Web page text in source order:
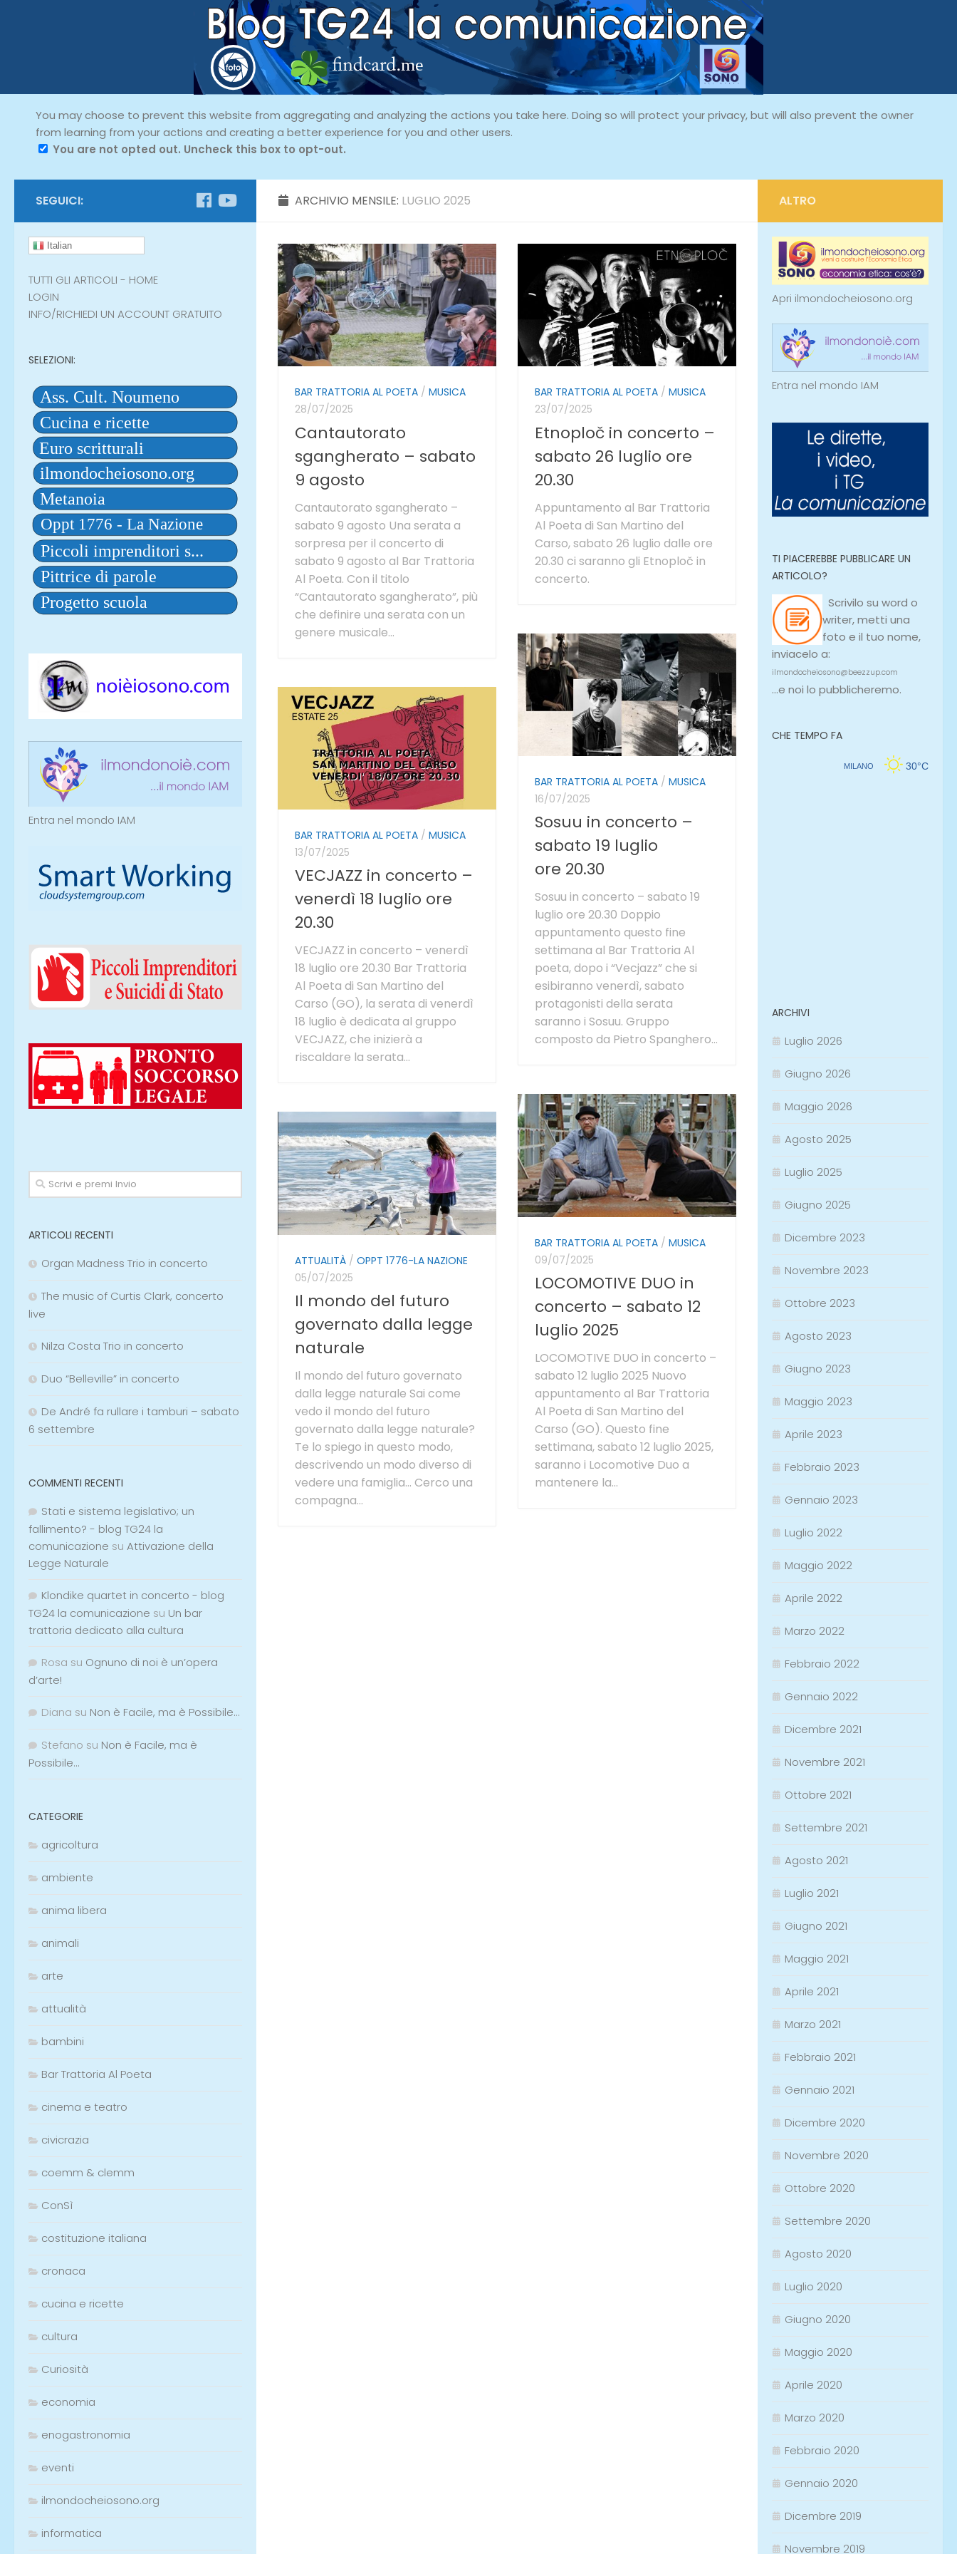
You may choose to prevent this website from aggregating and analyzing the actions you take here. Doing so will protect your privacy, but will also prevent the owner
from learning from your actions and creating a better experience for you and other users.
You are not opted out. Uncheck this box to opt-out.
ARCHIVIO MENSILE: LUGLIO 2025
BAR TRATTORIA AL POETA / MUSICA
28/07/2025
Cantautorato
sgangherato – sabato
9 agosto
Cantautorato sgangherato –
sabato 9 agosto Una serata a
sorpresa per il concerto di
sabato 9 agosto al Bar Trattoria
Al Poeta. Con il titolo
“Cantautorato sgangherato”, più
che definire una serata con un
genere musicale...
BAR TRATTORIA AL POETA / MUSICA
23/07/2025
Etnoploč in concerto –
sabato 26 luglio ore
20.30
Appuntamento al Bar Trattoria
Al Poeta di San Martino del
Carso, sabato 26 luglio dalle ore
20.30 ci saranno gli Etnoploč in
concerto.
BAR TRATTORIA AL POETA / MUSICA
16/07/2025
Sosuu in concerto –
sabato 19 luglio
ore 20.30
Sosuu in concerto – sabato 19
luglio ore 20.30 Doppio
appuntamento questo fine
settimana al Bar Trattoria Al
poeta, dopo i “Vecjazz” che si
esibiranno venerdì, sabato
protagonisti della serata
saranno i Sosuu. Gruppo
composto da Pietro Spanghero...
BAR TRATTORIA AL POETA / MUSICA
13/07/2025
VECJAZZ in concerto –
venerdì 18 luglio ore
20.30
VECJAZZ in concerto – venerdì
18 luglio ore 20.30 Bar Trattoria
Al Poeta di San Martino del
Carso (GO), la serata di venerdì
18 luglio è dedicata al gruppo
VECJAZZ, che inizierà a
riscaldare la serata...
BAR TRATTORIA AL POETA / MUSICA
09/07/2025
LOCOMOTIVE DUO in
concerto – sabato 12
luglio 2025
LOCOMOTIVE DUO in concerto –
sabato 12 luglio 2025 Nuovo
appuntamento al Bar Trattoria
Al Poeta di San Martino del
Carso (GO). Questo fine
settimana, sabato 12 luglio 2025,
saranno i Locomotive Duo a
mantenere la...
ATTUALITÀ / OPPT 1776-LA NAZIONE
05/07/2025
Il mondo del futuro
governato dalla legge
naturale
Il mondo del futuro governato
dalla legge naturale Sai come
vedo il mondo del futuro
governato dalla legge naturale?
Te lo spiego in questo modo,
descrivendo un modo diverso di
vedere una famiglia… Cerco una
compagna...
SEGUICI:
Italian
TUTTI GLI ARTICOLI - HOME
LOGIN
INFO/RICHIEDI UN ACCOUNT GRATUITO
SELEZIONI:
Entra nel mondo IAM
ARTICOLI RECENTI
Organ Madness Trio in concerto
The music of Curtis Clark, concerto
live
Nilza Costa Trio in concerto
Duo “Belleville” in concerto
De André fa rullare i tamburi – sabato
6 settembre
COMMENTI RECENTI
Stati e sistema legislativo; un
fallimento? - blog TG24 la
comunicazione su Attivazione della
Legge Naturale
Klondike quartet in concerto - blog
TG24 la comunicazione su Un bar
trattoria dedicato alla cultura
Rosa su Ognuno di noi è un’opera
d’arte!
Diana su Non è Facile, ma è Possibile…
Stefano su Non è Facile, ma è
Possibile…
CATEGORIE
agricoltura
ambiente
anima libera
animali
arte
attualità
bambini
Bar Trattoria Al Poeta
cinema e teatro
civicrazia
coemm & clemm
ConSì
costituzione italiana
cronaca
cucina e ricette
cultura
Curiosità
economia
enogastronomia
eventi
ilmondocheiosono.org
informatica
ALTRO
Apri ilmondocheiosono.org
Entra nel mondo IAM
TI PIACEREBBE PUBBLICARE UN
ARTICOLO?
Scrivilo su word o
writer, metti una
foto e il tuo nome,
inviacelo a:
ilmondocheiosono@beezzup.com
...e noi lo pubblicheremo.
CHE TEMPO FA
ARCHIVI
Luglio 2026
Giugno 2026
Maggio 2026
Agosto 2025
Luglio 2025
Giugno 2025
Dicembre 2023
Novembre 2023
Ottobre 2023
Agosto 2023
Giugno 2023
Maggio 2023
Aprile 2023
Febbraio 2023
Gennaio 2023
Luglio 2022
Maggio 2022
Aprile 2022
Marzo 2022
Febbraio 2022
Gennaio 2022
Dicembre 2021
Novembre 2021
Ottobre 2021
Settembre 2021
Agosto 2021
Luglio 2021
Giugno 2021
Maggio 2021
Aprile 2021
Marzo 2021
Febbraio 2021
Gennaio 2021
Dicembre 2020
Novembre 2020
Ottobre 2020
Settembre 2020
Agosto 2020
Luglio 2020
Giugno 2020
Maggio 2020
Aprile 2020
Marzo 2020
Febbraio 2020
Gennaio 2020
Dicembre 2019
Novembre 2019